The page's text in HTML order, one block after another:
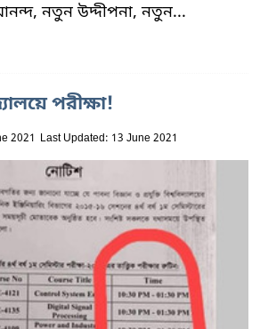
নতুন উদ্দীপনা, নতুন...
পরীক্ষা!
2021 Last Updated: 13 June 2021